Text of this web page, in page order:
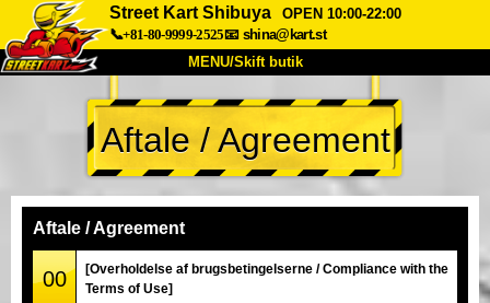
Street Kart Shibuya
OPEN 10:00-22:00
📞+81-80-9999-2525📧 shina@kart.st
MENU/Skift butik
TOP
Om Specifikationer Pris
Virksomhed
Tokyo Shinagawa
Aftale / Agreement
Aftale / Agreement
00
[Overholdelse af brugsbetingelserne / Compliance with the
Terms of Use]